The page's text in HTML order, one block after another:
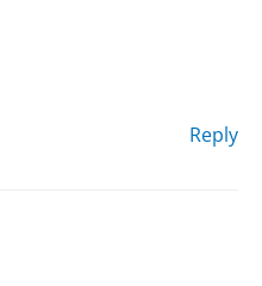
Reply